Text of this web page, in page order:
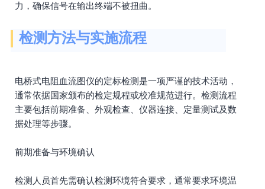
力，确保信号在输出终端不被扭曲。
检测方法与实施流程
电桥式电阻血流图仪的定标检测是一项严谨的技术活动，
通常依据国家颁布的检定规程或校准规范进行。检测流程
主要包括前期准备、外观检查、仪器连接、定量测试及数
据处理等步骤。
前期准备与环境确认
检测人员首先需确认检测环境符合要求，通常要求环境温